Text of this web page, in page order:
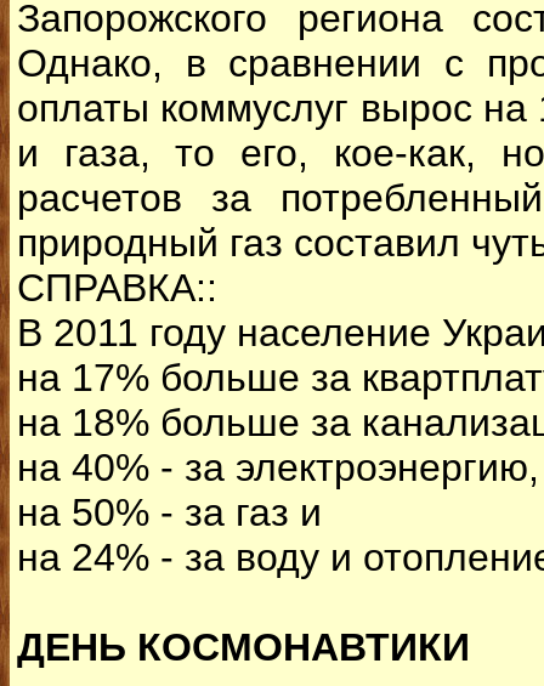
Запорожского региона
Однако, в сравнении с
оплаты коммуслуг вырос на
и газа, то его, кое-как,
расчетов за
природный газ составил
СПРАВКА::
В 2011 году население
на 17% больше за
на 18% больше за
на 40% - за электроэнергию,
на 50% - за газ и
на 24% - за воду и
ДЕНЬ КОСМОНАВТИКИ